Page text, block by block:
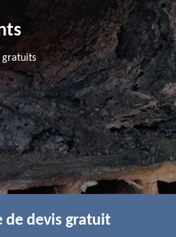
gratuits
de devis gratuit